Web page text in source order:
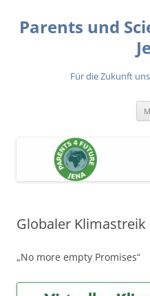
springen
Parents und
Für die Zukunft
Globaler Klimastreik
„No more empty Promises“